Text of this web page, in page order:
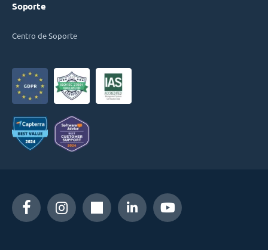
Soporte
Centro de Soporte